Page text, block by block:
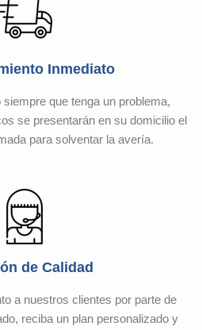
Inmediato
que tenga un problema,
se presentarán en su domicilio el
para solventar la avería.
de Calidad
a nuestros clientes por parte de
reciba un plan personalizado y